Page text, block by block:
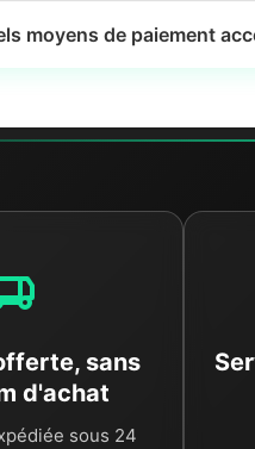
moyens de paiement
sans
d'achat
sous 24